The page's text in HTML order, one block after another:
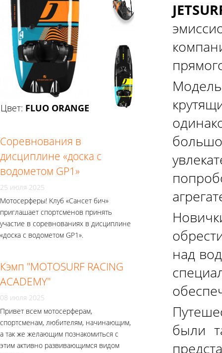
Цвет: FLUO ORANGE
FLUO YELLOW
Соревнования в
дисциплине «доска с
водометом GP1»
25 июля 2025
Мотосерферы! Kлуб «Сансет бич»
приглашает спортсменов принять
участие в соревнованиях в дисциплине
«доска с водометом GP1».
Кэмп "MOTOSURF RACING
ACADEMY"
08 июля 2025
Привет всем мотосерферам,
спортсменам, любителям, начинающим,
а так же желающим познакомиться с
этим активно развивающимся видом
над
были